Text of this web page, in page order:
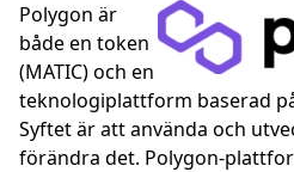
Polygon är
både en token
(MATIC) och en
teknologiplattform baserad
Syftet är att använda och
förändra det. Polygon-